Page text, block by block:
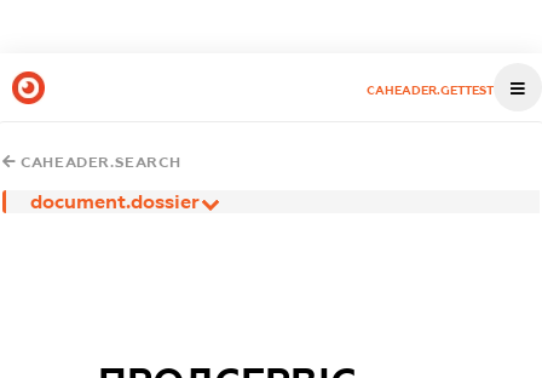
CAHEADER.GETTEST
CAHEADER.SEARCH
document.dossier